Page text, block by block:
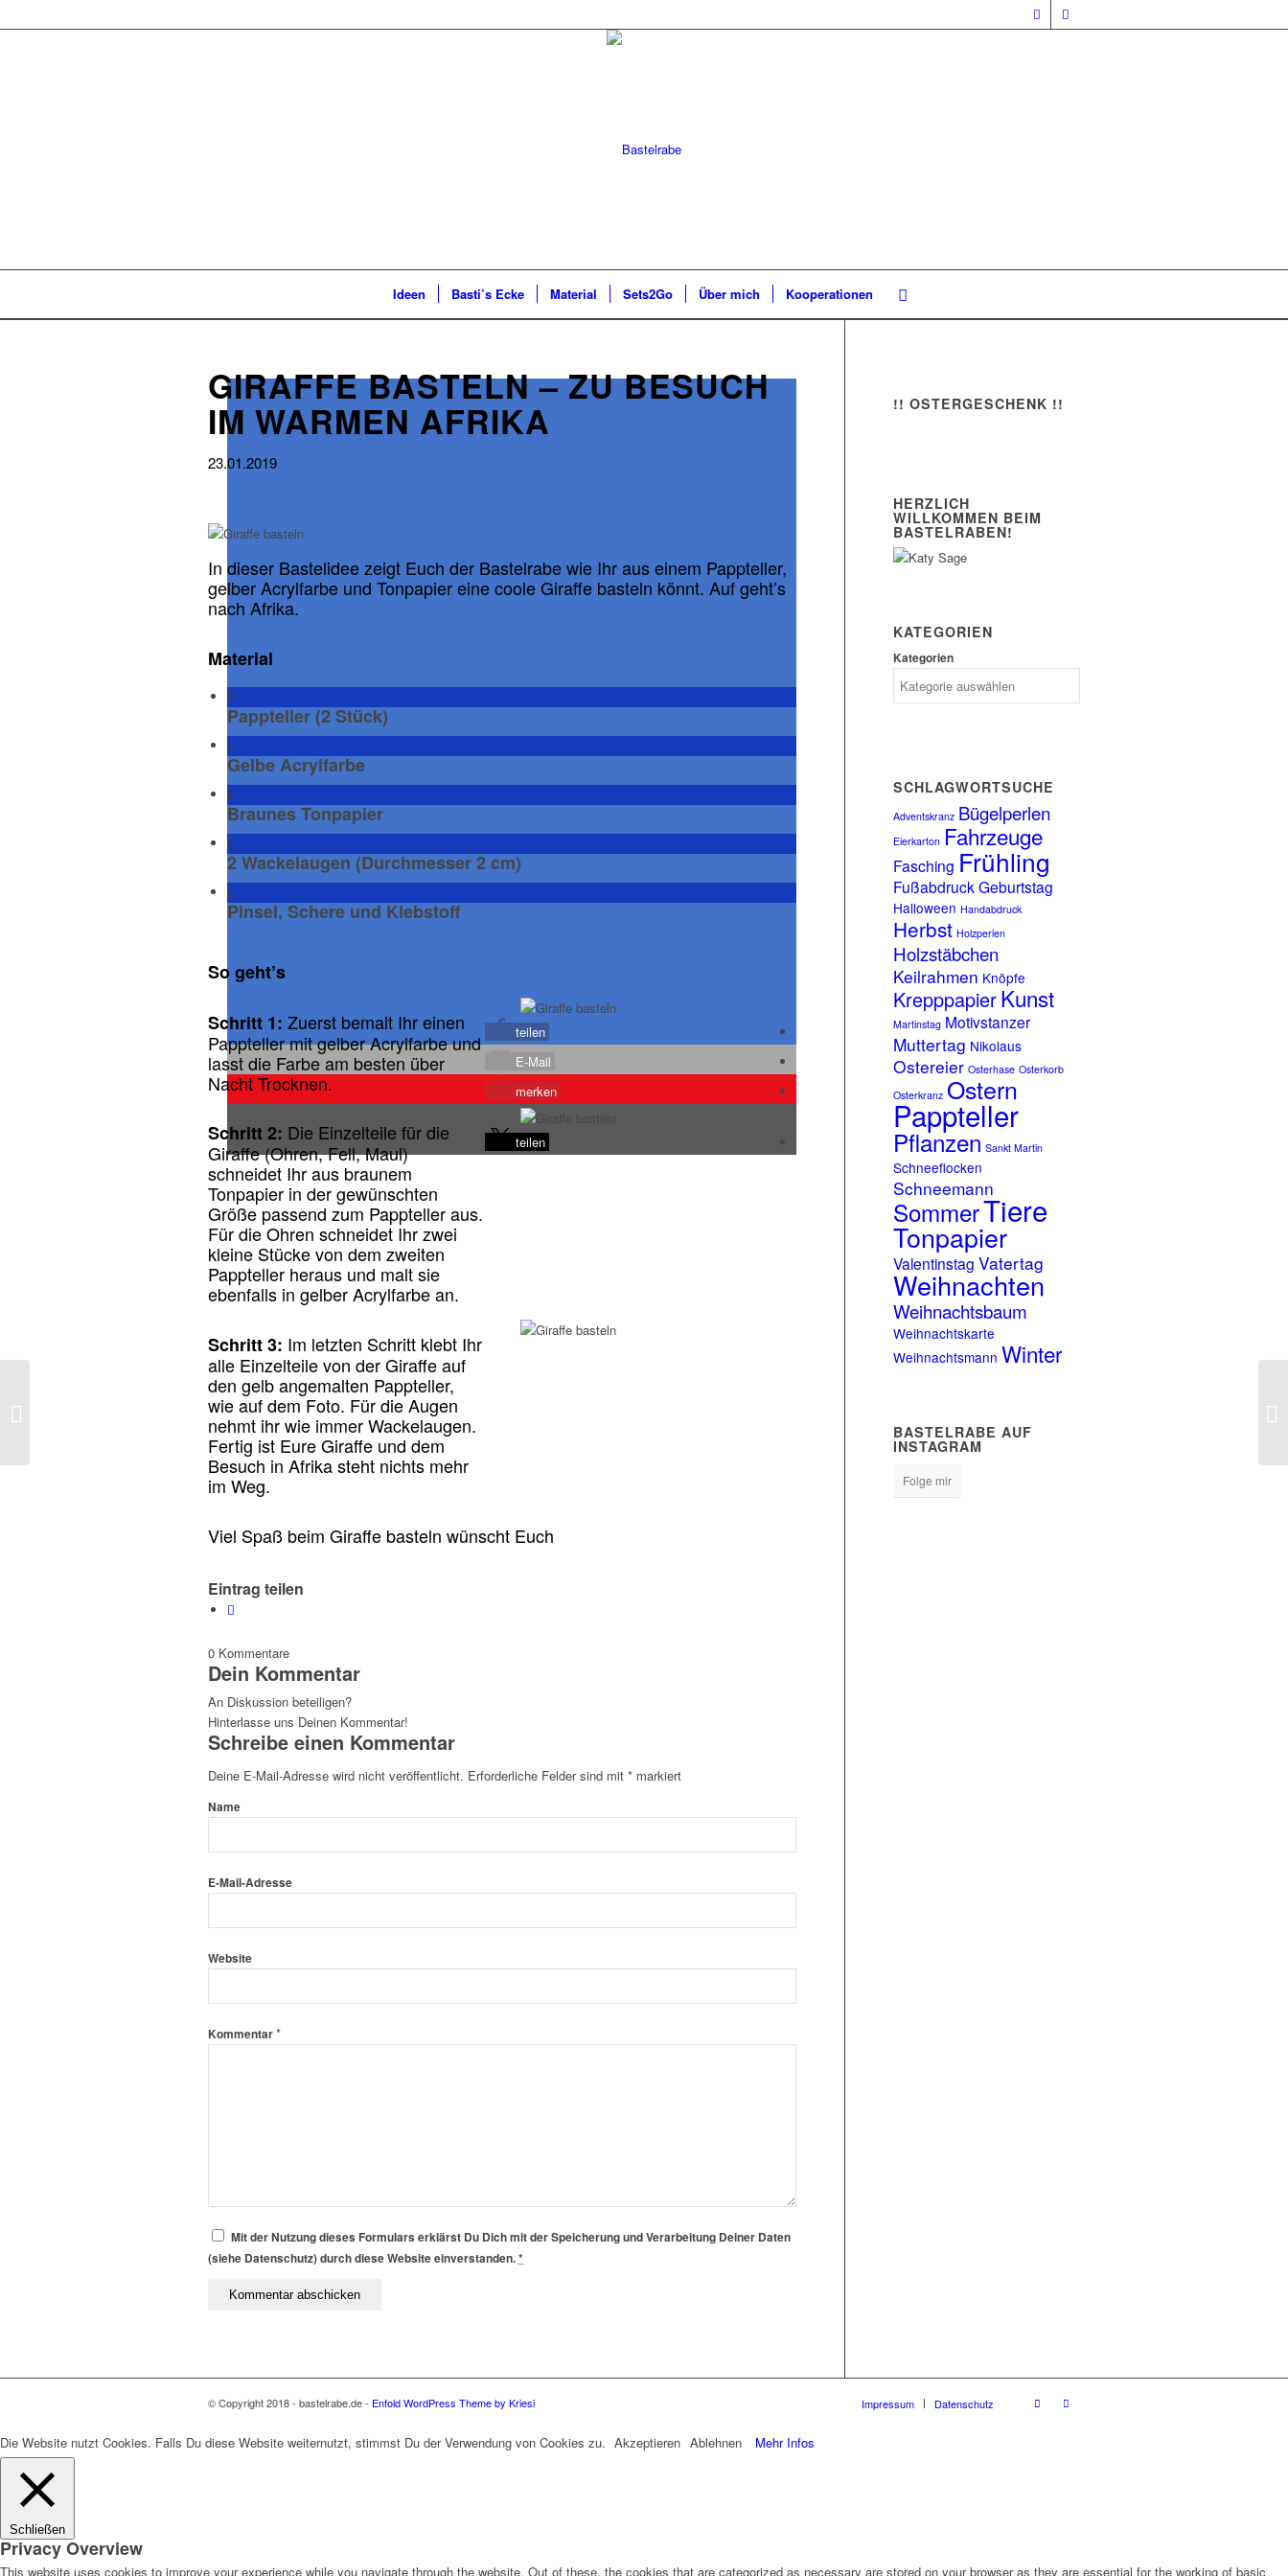
Ideen Basti’s Ecke Material Sets2Go Über mich Kooperationen
GIRAFFE BASTELN – ZU BESUCH
IM WARMEN AFRIKA
23.01.2019
In dieser Bastelidee zeigt Euch der Bastelrabe wie Ihr aus einem Pappteller,
gelber Acrylfarbe und Tonpapier eine coole Giraffe basteln könnt. Auf geht’s
nach Afrika.
Material
Pappteller (2 Stück)
Gelbe Acrylfarbe
Braunes Tonpapier
2 Wackelaugen (Durchmesser 2 cm)
Pinsel, Schere und Klebstoff
So geht’s
Schritt 1: Zuerst bemalt Ihr einen
Pappteller mit gelber Acrylfarbe und
lasst die Farbe am besten über
Nacht Trocknen.
Schritt 2: Die Einzelteile für die
Giraffe (Ohren, Fell, Maul)
schneidet Ihr aus braunem
Tonpapier in der gewünschten
Größe passend zum Pappteller aus.
Für die Ohren schneidet Ihr zwei
kleine Stücke von dem zweiten
Pappteller heraus und malt sie
ebenfalls in gelber Acrylfarbe an.
Schritt 3: Im letzten Schritt klebt Ihr
alle Einzelteile von der Giraffe auf
den gelb angemalten Pappteller,
wie auf dem Foto. Für die Augen
nehmt ihr wie immer Wackelaugen.
Fertig ist Eure Giraffe und dem
Besuch in Afrika steht nichts mehr
im Weg.
Viel Spaß beim Giraffe basteln wünscht Euch
Eintrag teilen
0 Kommentare
Dein Kommentar
An Diskussion beteiligen?
Hinterlasse uns Deinen Kommentar!
Schreibe einen Kommentar
Deine E-Mail-Adresse wird nicht veröffentlicht. Erforderliche Felder sind mit * markiert
Name
E-Mail-Adresse
Website
Kommentar*
Mit der Nutzung dieses Formulars erklärst Du Dich mit der Speicherung und Verarbeitung Deiner Daten
(siehe Datenschutz) durch diese Website einverstanden.*
teilen
E-Mail
merken
teilen
!! OSTERGESCHENK !!
HERZLICH
WILLKOMMEN BEIM
BASTELRABEN!
KATEGORIEN
Kategorien
SCHLAGWORTSUCHE
Adventskranz Bügelperlen
Eierkarton Fahrzeuge
Fasching Frühling
Fußabdruck Geburtstag
Halloween Handabdruck
Herbst Holzperlen
Holzstäbchen
Keilrahmen Knöpfe
KrepppapierKunst
Martinstag Motivstanzer
Muttertag Nikolaus
Ostereier Osterhase Osterkorb
Osterkranz Ostern
Pappteller
Pflanzen Sankt Martin
Schneeflocken
Schneemann
SommerTiere
Tonpapier
Valentinstag Vatertag
Weihnachten
Weihnachtsbaum
Weihnachtskarte
Weihnachtsmann Winter
BASTELRABE AUF
INSTAGRAM
Folge mir
© Copyright 2018 - bastelrabe.de - Enfold WordPress Theme by Kriesi Impressum Datenschutz
Die Website nutzt Cookies. Falls Du diese Website weiternutzt, stimmst Du der Verwendung von Cookies zu. Akzeptieren Ablehnen Mehr Infos
Schließen
Privacy Overview
This website uses cookies to improve your experience while you navigate through the website. Out of these, the cookies that are categorized as necessary are stored on your browser as they are essential for the working of basic